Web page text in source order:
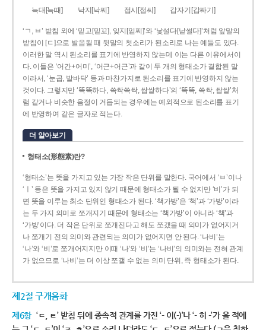
늑대[늑때] 낙지[낙찌] 접시[접씨] 갑자기[갑짜기]
‘ㄱ, ㅂ’ 받침 외에 ‘믿고[믿꼬], 잊지[읻찌]’와 ‘낯설다[낟썰다]’처럼 앞말의
받침이 [ㄷ]으로 발음될 때 뒷말의 첫소리가 된소리로 나는 예들도 있다.
이러한 말 역시 된소리를 표기에 반영하지 않는데 이는 다른 이유에서이
다. 이들은 ‘어간+어미’, ‘어근+어근’과 같이 두 개의 형태소가 결합된 말
이라서, ‘눈곱, 발바닥’ 등과 마찬가지로 된소리를 표기에 반영하지 않는
것이다. 그렇지만 ‘똑똑하다, 쓱싹쓱싹, 쌉쌀하다’의 ‘똑똑, 쓱싹, 쌉쌀’처
럼 같거나 비슷한 음절이 거듭되는 경우에는 예외적으로 된소리를 표기
에 반영하여 같은 글자로 적는다.
더 알아보기
형태소(形態素)란?
‘형태소’는 뜻을 가지고 있는 가장 작은 단위를 말한다. 국어에서 ‘ㅂ’이나
‘ㅣ’ 등은 뜻을 가지고 있지 않기 때문에 형태소가 될 수 없지만 ‘비’가 되
면 뜻을 이루는 최소 단위인 형태소가 된다. ‘책가방’은 ‘책’과 ‘가방’이라
는 두 가지 의미로 쪼개지기 때문에 형태소는 ‘책가방’이 아니라 ‘책’과
‘가방’이다. 더 작은 단위로 쪼개진다고 해도 쪼갰을 때 의미가 없어지거
나 쪼개기 전의 의미와 관련되는 의미가 없어지면 안 된다. ‘나비’는
‘나’와 ‘비’로 쪼개어지지만 이때 ‘나’와 ‘비’는 ‘나비’의 의미와는 전혀 관계
가 없으므로 ‘나비’는 더 이상 쪼갤 수 없는 의미 단위, 즉 형태소가 된다.
제2절 구개음화
제6항 ‘ㄷ, ㅌ’ 받침 뒤에 종속적 관계를 가진 ‘- 이(-)’나 ‘- 히 -’가 올 적에